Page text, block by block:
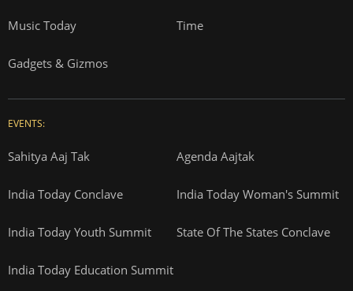
Music Today Time
Gadgets & Gizmos
EVENTS:
Sahitya Aaj Tak Agenda Aajtak
India Today Conclave India Today Woman's Summit
India Today Youth Summit State Of The States Conclave
India Today Education Summit